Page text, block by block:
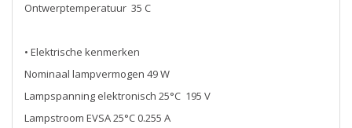
Ontwerptemperatuur 35 C
• Elektrische kenmerken
Nominaal lampvermogen 49 W
Lampspanning elektronisch 25°C 195 V
Lampstroom EVSA 25°C 0.255 A